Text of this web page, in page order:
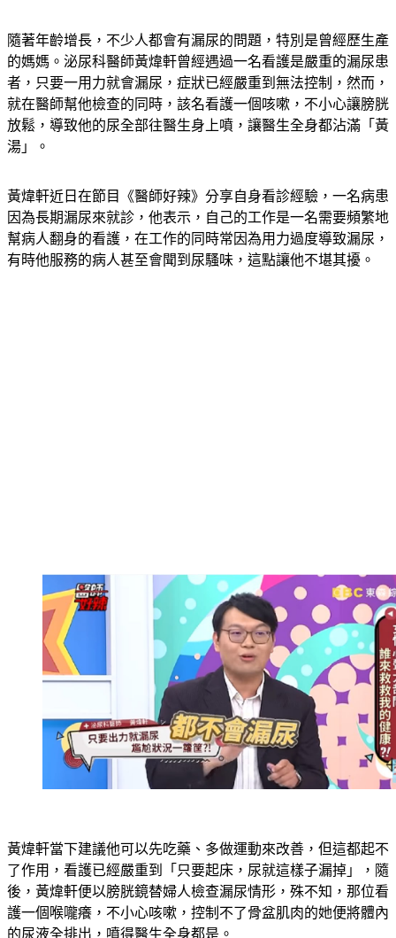
隨著年齡增長，不少人都會有漏尿的問題，特別是曾經歷生產
的媽媽。泌尿科醫師黃煒軒曾經遇過一名看護是嚴重的漏尿患
者，只要一用力就會漏尿，症狀已經嚴重到無法控制，然而，
就在醫師幫他檢查的同時，該名看護一個咳嗽，不小心讓膀胱
放鬆，導致他的尿全部往醫生身上噴，讓醫生全身都沾滿「黃
黃煒軒近日在節目《醫師好辣》分享自身看診經驗，一名病患
因為長期漏尿來就診，他表示，自己的工作是一名需要頻繁地
幫病人翻身的看護，在工作的同時常因為用力過度導致漏尿，
黃煒軒當下建議他可以先吃藥、多做運動來改善，但這都起不
了作用，看護已經嚴重到「只要起床，尿就這樣子漏掉」，隨
後，黃煒軒便以膀胱鏡替婦人檢查漏尿情形，殊不知，那位看
護一個喉嚨癢，不小心咳嗽，控制不了骨盆肌肉的她便將體內